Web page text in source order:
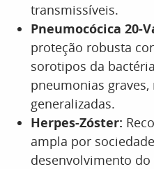
transmissíveis.
Pneumocócica 20-
proteção robusta
sorotipos da
pneumonias
generalizadas.
Herpes-Zóster:
ampla por
desenvolvimento do